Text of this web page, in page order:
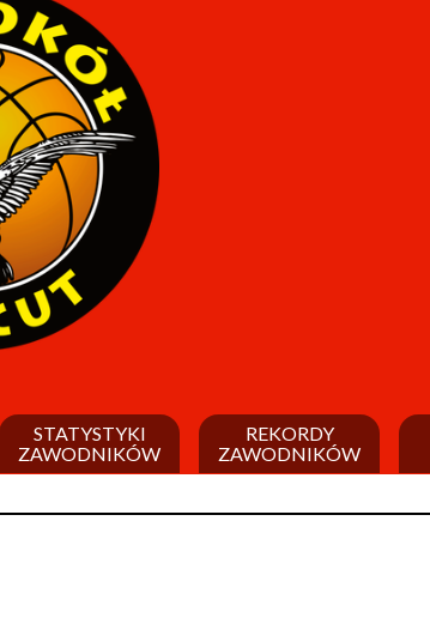
STATYSTYKI
ZAWODNIKÓW
REKORDY
ZAWODNIKÓW